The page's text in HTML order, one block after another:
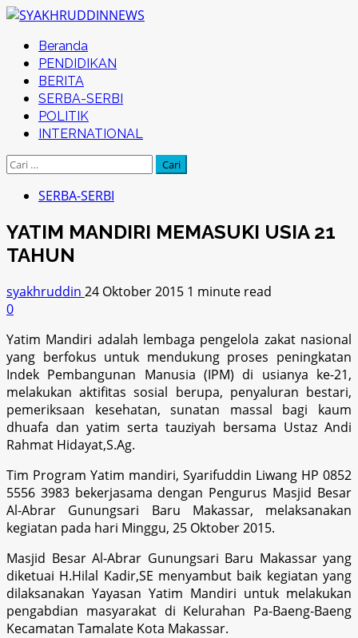
Skip
content
Primary
Menu
Beranda
PENDIDIKAN
BERITA
SERBA-SERBI
POLITIK
INTERNATIONAL
Cari
SERBA-SERBI
YATIM MANDIRI MEMASUKI USIA 21
TAHUN
syakhruddin 24 Oktober 2015 1 minute read
0
Yatim Mandiri adalah lembaga pengelola zakat nasional
yang berfokus untuk mendukung proses peningkatan
Indek Pembangunan Manusia (IPM) di usianya ke-21,
melakukan aktifitas sosial berupa, penyaluran bestari,
pemeriksaan kesehatan, sunatan massal bagi kaum
dhuafa dan yatim serta tauziyah bersama Ustaz Andi
Rahmat Hidayat,S.Ag.
Tim Program Yatim mandiri, Syarifuddin Liwang HP 0852
5556 3983 bekerjasama dengan Pengurus Masjid Besar
Al-Abrar Gunungsari Baru Makassar, melaksanakan
kegiatan pada hari Minggu, 25 Oktober 2015.
Masjid Besar Al-Abrar Gunungsari Baru Makassar yang
diketuai H.Hilal Kadir,SE menyambut baik kegiatan yang
dilaksanakan Yayasan Yatim Mandiri untuk melakukan
pengabdian masyarakat di Kelurahan Pa-Baeng-Baeng
Kecamatan Tamalate Kota Makassar.